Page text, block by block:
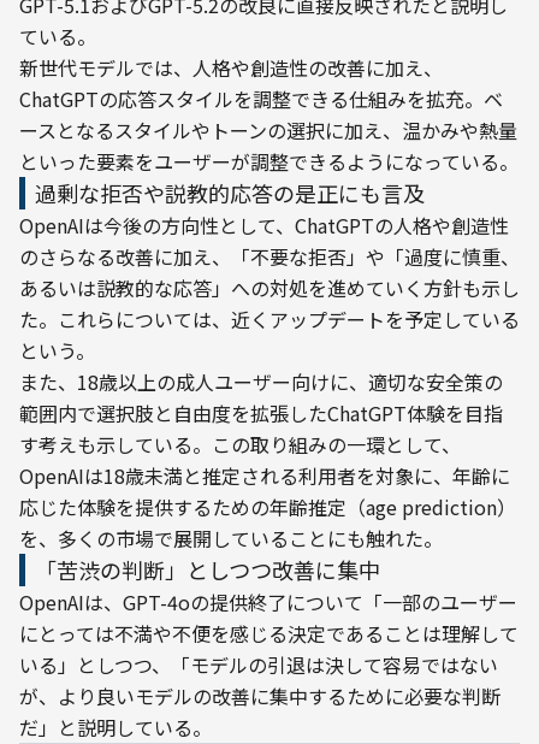
ている。
新世代モデルでは、人格や創造性の改善に加え、
ChatGPTの応答スタイルを調整できる仕組みを拡充。ベ
ースとなるスタイルやトーンの選択に加え、温かみや熱量
といった要素をユーザーが調整できるようになっている。
過剰な拒否や説教的応答の是正にも言及
OpenAIは今後の方向性として、ChatGPTの人格や創造性
のさらなる改善に加え、「不要な拒否」や「過度に慎重、
あるいは説教的な応答」への対処を進めていく方針も示し
た。これらについては、近くアップデートを予定している
という。
また、18歳以上の成人ユーザー向けに、適切な安全策の
範囲内で選択肢と自由度を拡張したChatGPT体験を目指
す考えも示している。この取り組みの一環として、
OpenAIは18歳未満と推定される利用者を対象に、年齢に
応じた体験を提供するための年齢推定（age prediction）
を、多くの市場で展開していることにも触れた。
「苦渋の判断」としつつ改善に集中
OpenAIは、GPT-4oの提供終了について「一部のユーザー
にとっては不満や不便を感じる決定であることは理解して
いる」としつつ、「モデルの引退は決して容易ではない
が、より良いモデルの改善に集中するために必要な判断
だ」と説明している。